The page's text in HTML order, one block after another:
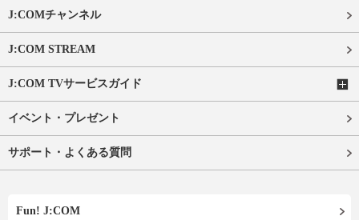
J:COMチャンネル
J:COM STREAM
J:COM TVサービスガイド
イベント・プレゼント
サポート・よくある質問
Fun! J:COM